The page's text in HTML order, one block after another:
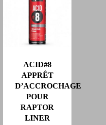
ACID#8
APPRÊT
D’ACCROCHAGE
POUR
RAPTOR
LINER